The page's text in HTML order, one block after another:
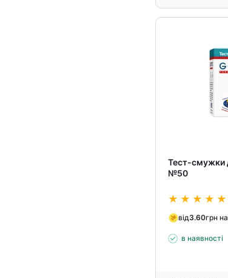
Тест-смужки
№50
від3.60грн
в наявності